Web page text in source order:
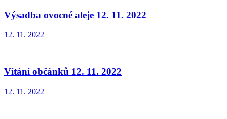
Výsadba ovocné aleje 12. 11. 2022
12. 11. 2022
Vítání občánků 12. 11. 2022
12. 11. 2022